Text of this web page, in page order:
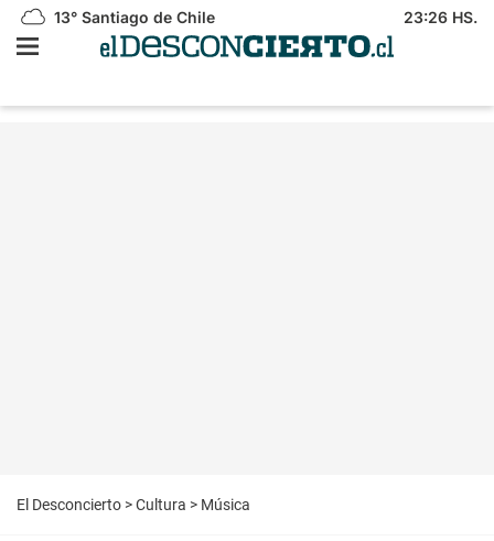
13° Santiago de Chile 23:26 HS.
El Desconcierto >Cultura > Música